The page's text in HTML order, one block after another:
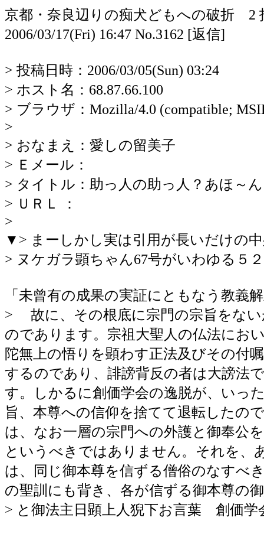
京都・奈良辺りの痴犬どもへの破折 2
2006/03/17(Fri) 16:47 No.3162 [返信]
> 投稿日時：2006/03/05(Sun) 03:24
> ホスト名：68.87.66.100
> ブラウザ：Mozilla/4.0 (compatible;
>
> おなまえ：愛しの留美子
> Ｅメール：
> タイトル：助っ人の助っ人？あほ～ん
> ＵＲＬ ：
>
▼> まーしかし実は引用が長いだけの
> ヌケガラ顕ちゃん67号がいわゆる５
「未曾有の成果の実証にともなう教義
> 故に、その根底に宗門の宗旨をな
のであります。宗祖大聖人の仏法にお
陀無上の悟りを顕わす正法及びその付
するのであり、誹謗背反の者は大謗法
す。しかるに創価学会の逸脱が、いっ
旨、本尊への信仰を捨てて退転したの
は、なお一層の宗門への外護と御奉公
というべきではありません。それを、
は、同じ御本尊を信ずる僧俗のなすべ
の聖訓にも背き、各が信ずる御本尊の
> と御法主日顕上人猊下お言葉 創価学